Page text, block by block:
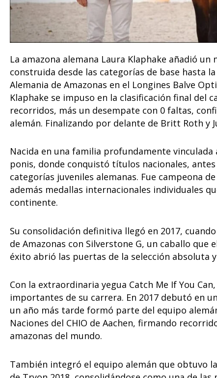
La amazona alemana Laura Klaphake añadió
construida desde las categorías de base hasta
Alemania de Amazonas en el Longines Balve
Klaphake se impuso en la clasificación final del
recorridos, más un desempate con 0 faltas,
alemán. Finalizando por delante de Britt Roth y
Nacida en una familia profundamente
ponis, donde conquistó títulos nacionales,
categorías juveniles alemanas. Fue campeona
además medallas internacionales individuales
continente.
Su consolidación definitiva llegó en 2017,
de Amazonas con Silverstone G, un caballo
éxito abrió las puertas de la selección absoluta
Con la extraordinaria yegua Catch Me If You
importantes de su carrera. En 2017 debutó en
un año más tarde formó parte del equipo
Naciones del CHIO de Aachen, firmando
amazonas del mundo.
También integró el equipo alemán que obtuvo